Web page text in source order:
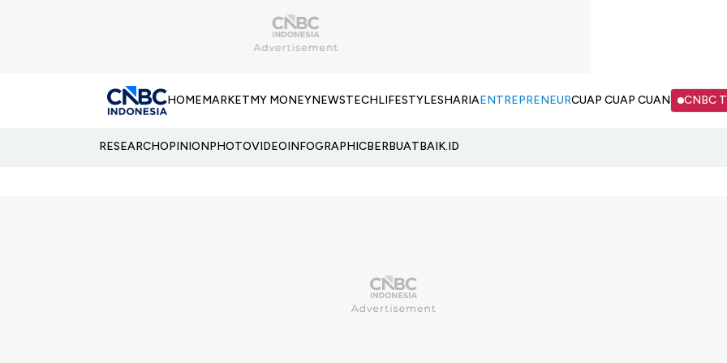
HOMEMARKETMY MONEYNEWSTECHLIFESTYLESHARIAENTREPRENEURCUAP CUAP CUAN CNBC
RESEARCHOPINIONPHOTOVIDEOINFOGRAPHICBERBUATBAIK.ID